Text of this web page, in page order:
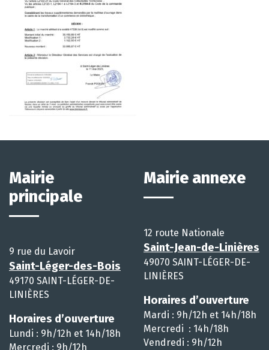
Mairie
principale
9 rue du Lavoir
Saint-Léger-des-Bois
49170 SAINT-LÉGER-DE-
LINIÈRES
Horaires d’ouverture
Lundi : 9h/12h et 14h/18h
Mercredi : 9h/12h
Mairie annexe
12 route Nationale
Saint-Jean-de-Linières
49070 SAINT-LÉGER-DE-
LINIÈRES
Horaires d’ouverture
Mardi : 9h/12h et 14h/18h
Mercredi : 14h/18h
Vendredi : 9h/12h